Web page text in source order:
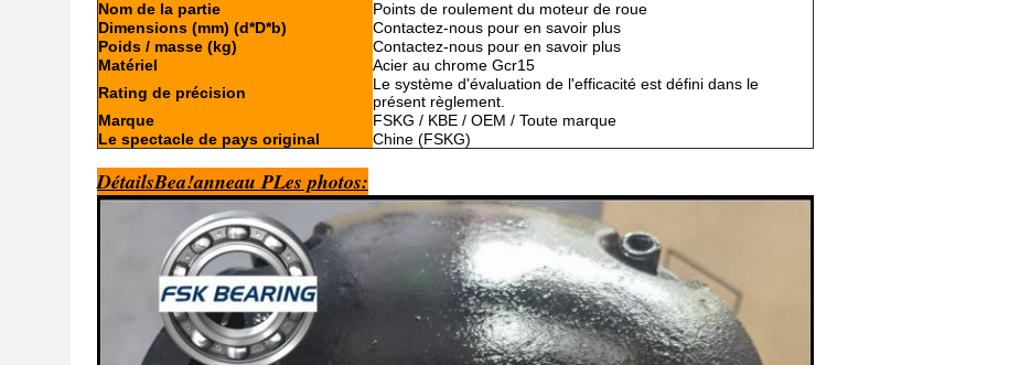
Nom de la partie
Points de roulement du moteur de roue
Dimensions (mm) (d*D*b)
Contactez-nous pour en savoir plus
Poids / masse (kg)
Contactez-nous pour en savoir plus
Matériel
Acier au chrome Gcr15
Rating de précision
Le système d'évaluation de l'efficacité est défini dans le
présent règlement.
Marque
FSKG / KBE / OEM / Toute marque
Le spectacle de pays original
Chine (FSKG)
DétailsBea!anneau PLes photos: